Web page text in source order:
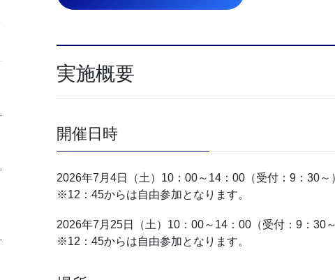
実施概要
開催日時
2026年7月4日（土）10：00～14：00（受付：9：30～
※12：45からは自由参加となります。
2026年7月25日（土）10：00～14：00（受付：9：30
※12：45からは自由参加となります。